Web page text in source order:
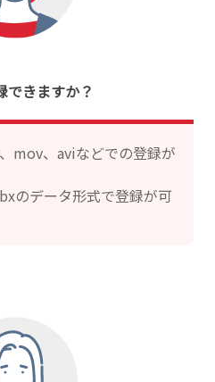
できますか？
mov、aviなどでの登録が
のデータ形式で登録が可